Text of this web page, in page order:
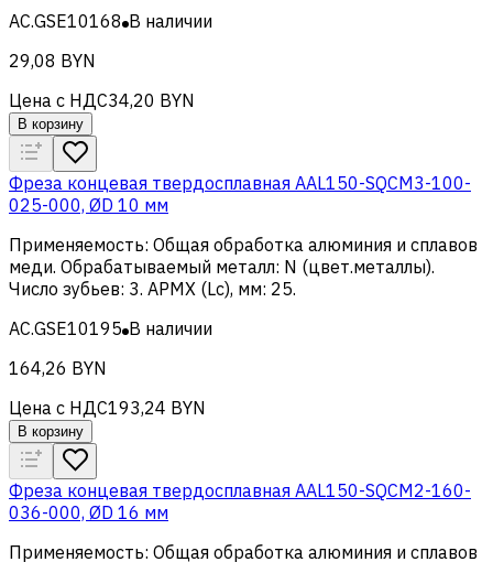
AC.GSE10168 В наличии
29,08 BYN
Цена с НДС34,20 BYN
В корзину
Фреза концевая твердосплавная AAL150-SQCM3-100-
025-000, ØD 10 мм
Применяемость: Общая обработка алюминия и сплавов
меди. Обрабатываемый металл: N (цвет.металлы).
Число зубьев: 3. APMX (Lc), мм: 25.
AC.GSE10195 В наличии
164,26 BYN
Цена с НДС193,24 BYN
В корзину
Фреза концевая твердосплавная AAL150-SQCM2-160-
036-000, ØD 16 мм
Применяемость: Общая обработка алюминия и сплавов